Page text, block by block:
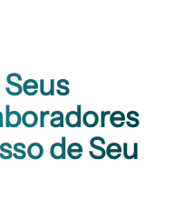
de Seu